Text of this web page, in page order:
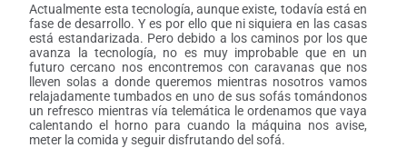
Actualmente esta tecnología, aunque existe, todavía está en
fase de desarrollo. Y es por ello que ni siquiera en las casas
está estandarizada. Pero debido a los caminos por los que
avanza la tecnología, no es muy improbable que en un
futuro cercano nos encontremos con caravanas que nos
lleven solas a donde queremos mientras nosotros vamos
relajadamente tumbados en uno de sus sofás tomándonos
un refresco mientras vía telemática le ordenamos que vaya
calentando el horno para cuando la máquina nos avise,
meter la comida y seguir disfrutando del sofá.